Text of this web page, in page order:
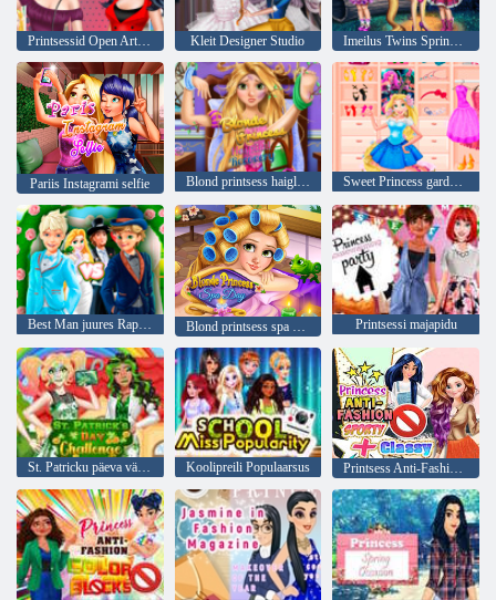
Printsessid Open Art Gallery Kleit Designer Studio Imeilus Twins Spring Camp
Pariis Instagrami selfie Blond printsess haigla taastamise Sweet Princess garderoob
Best Man juures Rapunzel Pulmad Printsessi majapidu
St. Patricku päeva väljakutse Koolipreili Populaarsus Printsess Anti-Fashion sportlik + stiilne